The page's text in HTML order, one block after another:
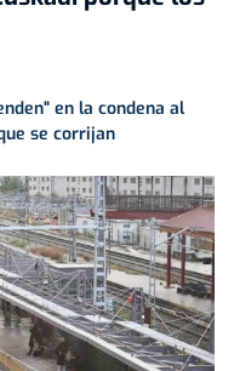
en la condena al
se corrijan